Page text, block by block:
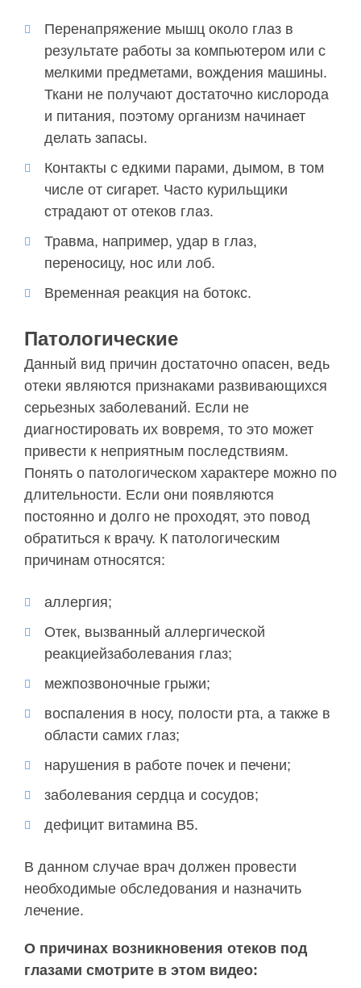
Перенапряжение мышц около глаз в
результате работы за компьютером или с
мелкими предметами, вождения машины.
Ткани не получают достаточно кислорода
и питания, поэтому организм начинает
делать запасы.
Контакты с едкими парами, дымом, в том
числе от сигарет. Часто курильщики
страдают от отеков глаз.
Травма, например, удар в глаз,
переносицу, нос или лоб.
Временная реакция на ботокс.
Патологические
Данный вид причин достаточно опасен, ведь
отеки являются признаками развивающихся
серьезных заболеваний. Если не
диагностировать их вовремя, то это может
привести к неприятным последствиям.
Понять о патологическом характере можно по
длительности. Если они появляются
постоянно и долго не проходят, это повод
обратиться к врачу. К патологическим
причинам относятся:
аллергия;
Отек, вызванный аллергической
реакциейзаболевания глаз;
межпозвоночные грыжи;
воспаления в носу, полости рта, а также в
области самих глаз;
нарушения в работе почек и печени;
заболевания сердца и сосудов;
дефицит витамина В5.
В данном случае врач должен провести
необходимые обследования и назначить
лечение.
О причинах возникновения отеков под
глазами смотрите в этом видео: